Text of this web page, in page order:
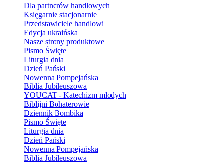
Dla partnerów handlowych
Księgarnie stacjonarnie
Przedstawiciele handlowi
Edycja ukraińska
Nasze strony produktowe
Pismo Święte
Liturgia dnia
Dzień Pański
Nowenna Pompejańska
Biblia Jubileuszowa
YOUCAT - Katechizm młodych
Biblijni Bohaterowie
Dziennik Bombika
Pismo Święte
Liturgia dnia
Dzień Pański
Nowenna Pompejańska
Biblia Jubileuszowa